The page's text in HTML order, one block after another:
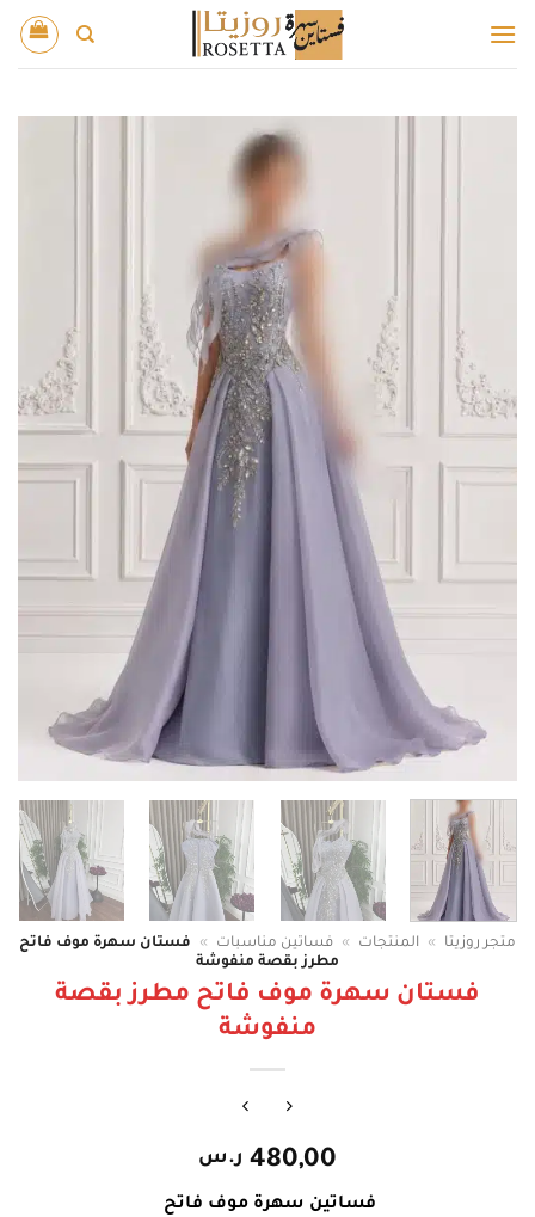
للمحتوى
متجر روزيتا » المنتجات » فساتين مناسبات »
فستان سهرة موف فاتح
مطرز بقصة منفوشة
فستان سهرة موف فاتح مطرز بقصة
منفوشة
480,00 ر.س
فساتين سهرة موف فاتح